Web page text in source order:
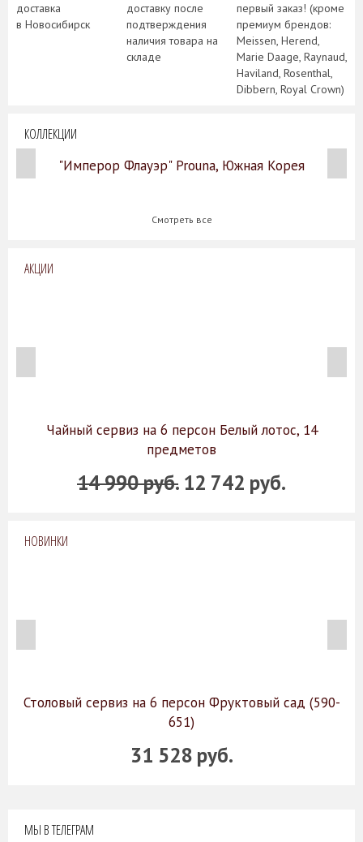
доставка
в Новосибирск
доставку после
подтверждения
наличия товара на
складе
первый заказ! (кроме
премиум брендов:
Meissen, Herend,
Marie Daage, Raynaud,
Haviland, Rosenthal,
Dibbern, Royal Crown)
КОЛЛЕКЦИИ
"Имперор Флауэр" Prouna, Южная Корея
Смотреть все
АКЦИИ
Чайный сервиз на 6 персон Белый лотос, 14
предметов
14 990 руб. 12 742 руб.
НОВИНКИ
Столовый сервиз на 6 персон Фруктовый сад (590-
651)
31 528 руб.
МЫ В ТЕЛЕГРАМ